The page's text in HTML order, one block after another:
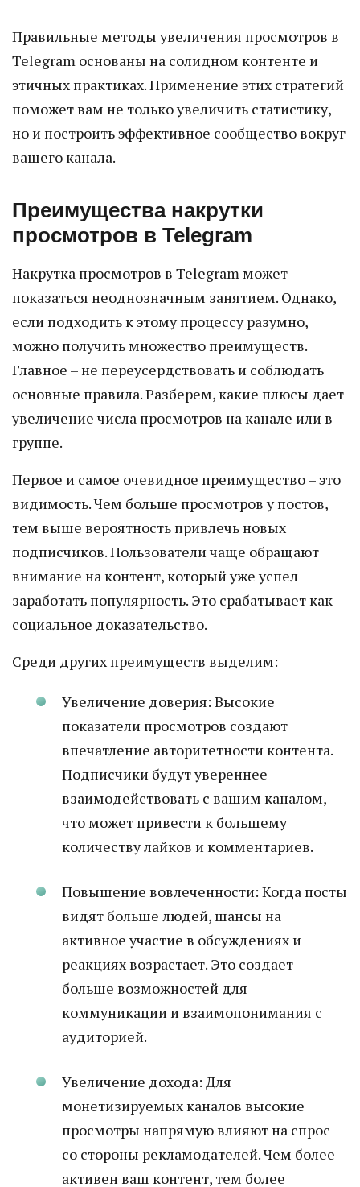
Правильные методы увеличения просмотров в
Telegram основаны на солидном контенте и
этичных практиках. Применение этих стратегий
поможет вам не только увеличить статистику,
но и построить эффективное сообщество вокруг
вашего канала.
Преимущества накрутки
просмотров в Telegram
Накрутка просмотров в Telegram может
показаться неоднозначным занятием. Однако,
если подходить к этому процессу разумно,
можно получить множество преимуществ.
Главное – не переусердствовать и соблюдать
основные правила. Разберем, какие плюсы дает
увеличение числа просмотров на канале или в
группе.
Первое и самое очевидное преимущество – это
видимость. Чем больше просмотров у постов,
тем выше вероятность привлечь новых
подписчиков. Пользователи чаще обращают
внимание на контент, который уже успел
заработать популярность. Это срабатывает как
социальное доказательство.
Среди других преимуществ выделим:
Увеличение доверия: Высокие
показатели просмотров создают
впечатление авторитетности контента.
Подписчики будут увереннее
взаимодействовать с вашим каналом,
что может привести к большему
количеству лайков и комментариев.
Повышение вовлеченности: Когда посты
видят больше людей, шансы на
активное участие в обсуждениях и
реакциях возрастает. Это создает
больше возможностей для
коммуникации и взаимопонимания с
аудиторией.
Увеличение дохода: Для
монетизируемых каналов высокие
просмотры напрямую влияют на спрос
со стороны рекламодателей. Чем более
активен ваш контент, тем более